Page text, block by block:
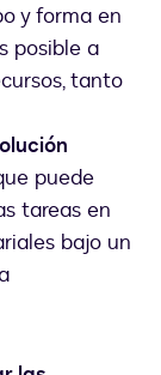
y forma en
posible a
tanto
puede
tareas en
bajo un